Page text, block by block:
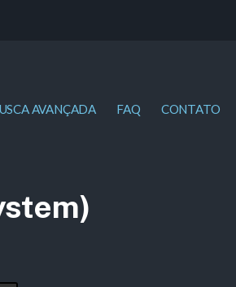
AVANÇADA FAQ CONTATO